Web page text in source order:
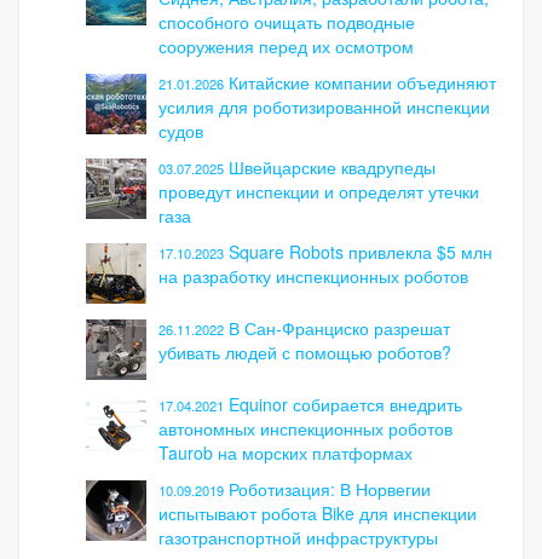
способного очищать подводные
сооружения перед их осмотром
21.01.2026 Китайские компании объединяют
усилия для роботизированной инспекции
судов
03.07.2025 Швейцарские квадрупеды
проведут инспекции и определят утечки
газа
17.10.2023 Square Robots привлекла $5 млн
на разработку инспекционных роботов
26.11.2022 В Сан-Франциско разрешат
убивать людей с помощью роботов?
17.04.2021 Equinor собирается внедрить
автономных инспекционных роботов
Taurob на морских платформах
10.09.2019 Роботизация: В Норвегии
испытывают робота Bike для инспекции
газотранспортной инфраструктуры